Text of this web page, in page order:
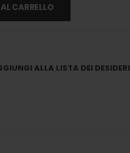
CARRELLO
ALLA LISTA DEI DESIDERI